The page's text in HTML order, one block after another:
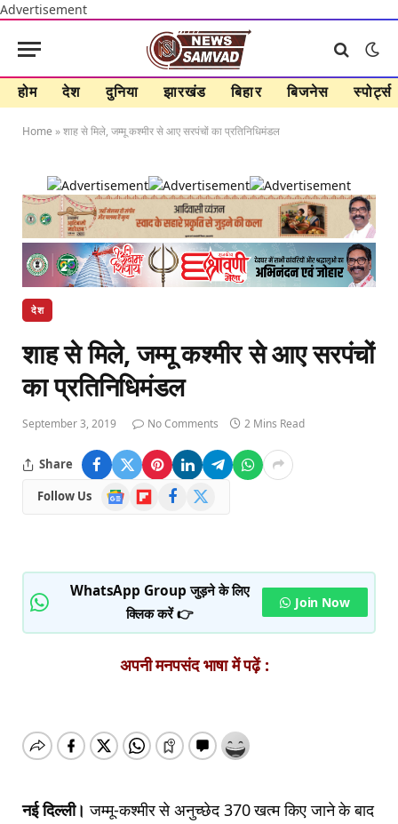
Advertisement
होम देश दुनिया झारखंड बिहार बिजनेस स्पोर्ट्स
Home »शाह से मिले, जम्मू कश्मीर से आए सरपंचों का प्रतिनिधिमंडल
देश
शाह से मिले, जम्मू कश्मीर से आए सरपंचों
का प्रतिनिधिमंडल
September 3, 2019 No Comments 2 Mins Read
Share
Follow Us
Google
News
FlipboardFacebook
WhatsApp Group जुड़ने के लिए
क्लिक करें 👉
Join Now
अपनी मनपसंद भाषा में पढ़ें :
नई दिल्ली। जम्मू-कश्मीर से अनुच्छेद 370 खत्म किए जाने के बाद